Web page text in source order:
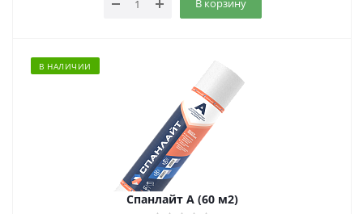
В корзину
В НАЛИЧИИ
Спанлайт A (60 м2)